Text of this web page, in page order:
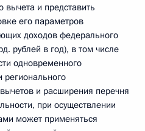
вычета и представить
его параметров
доходов федерального
рублей в год), в том числе
одновременного
и расширения перечня
при осуществлении
может применяться